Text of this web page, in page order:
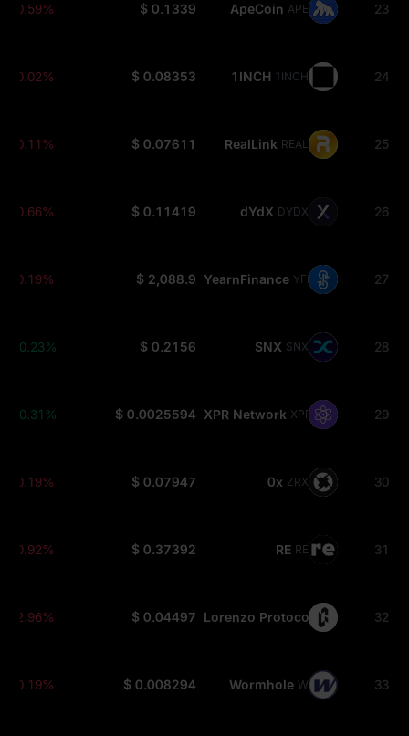
23
ApeCoin APE
$ 0.1339
-0.59%
24
1INCH 1INCH
$ 0.08353
-0.02%
25
RealLink REAL
$ 0.07611
-0.11%
26
dYdX DYDX
$ 0.11419
-0.66%
27
YearnFinance YFI
$ 2,088.9
-0.19%
28
SNX SNX
$ 0.2156
+0.23%
29
XPR Network XPR
$ 0.0025594
+0.31%
30
0x ZRX
$ 0.07947
-0.19%
31
RE RE
$ 0.37392
-0.92%
32
Lorenzo Protocol BANK
$ 0.04497
-2.96%
33
Wormhole W
$ 0.008294
-0.19%